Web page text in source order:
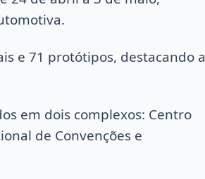
e 71 protótipos, destacando a
em dois complexos: Centro
de Convenções e